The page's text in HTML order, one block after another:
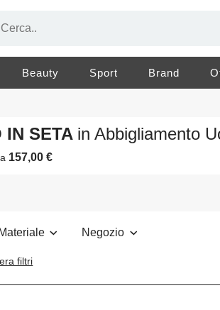
Beauty Sport Brand
IN SETA in Abbigliamento
157,00 €
Materiale Negozio
filtri